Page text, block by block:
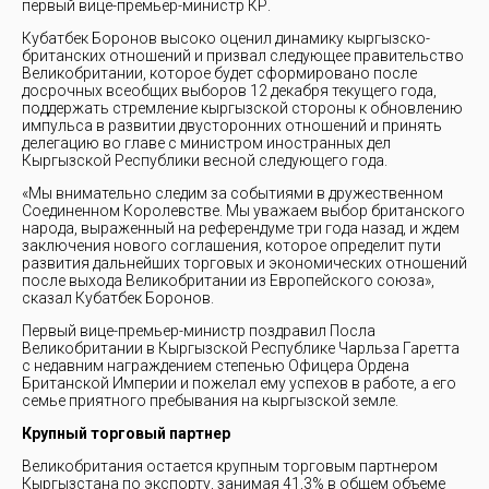
первый вице-премьер-министр КР.
Кубатбек Боронов высоко оценил динамику кыргызско-
британских отношений и призвал следующее правительство
Великобритании, которое будет сформировано после
досрочных всеобщих выборов 12 декабря текущего года,
поддержать стремление кыргызской стороны к обновлению
импульса в развитии двусторонних отношений и принять
делегацию во главе с министром иностранных дел
Кыргызской Республики весной следующего года.
«Мы внимательно следим за событиями в дружественном
Соединенном Королевстве. Мы уважаем выбор британского
народа, выраженный на референдуме три года назад, и ждем
заключения нового соглашения, которое определит пути
развития дальнейших торговых и экономических отношений
после выхода Великобритании из Европейского союза»,
сказал Кубатбек Боронов.
Первый вице-премьер-министр поздравил Посла
Великобритании в Кыргызской Республике Чарльза Гаретта
с недавним награждением степенью Офицера Ордена
Британской Империи и пожелал ему успехов в работе, а его
семье приятного пребывания на кыргызской земле.
Крупный торговый партнер
Великобритания остается крупным торговым партнером
Кыргызстана по экспорту, занимая 41,3% в общем объеме